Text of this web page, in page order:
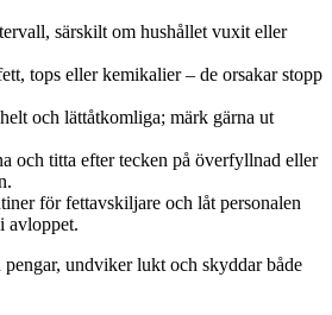
särskilt om hushållet vuxit eller
tops eller kemikalier – de orsakar stopp
och lättåtkomliga; märk gärna ut
och titta efter tecken på överfyllnad eller
för fettavskiljare och låt personalen
avloppet.
pengar, undviker lukt och skyddar både